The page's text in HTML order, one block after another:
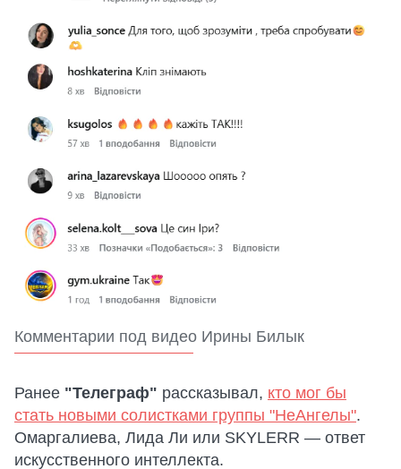
Комментарии под видео Ирины Билык
Ранее "Телеграф" рассказывал, кто мог бы
стать новыми солистками группы "НеАнгелы".
Омаргалиева, Лида Ли или SKYLERR — ответ
искусственного интеллекта.